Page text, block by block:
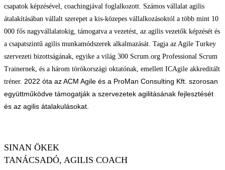
csapatok képzésével, coachingjával foglalkozott. Számos vállalat agilis
átalakításában vállalt szerepet a kis-közepes vállalkozásoktól a több mint 10
000 fős nagyvállalatokig, támogatva a vezetést, az agilis vezetők képzését és
a csapatszintű agilis munkamódszerek alkalmazását. Tagja az Agile Turkey
szervezeti bizottságának, egyike a világ 300 Scrum.org Professional Scrum
Trainernek, és a három törökországi oktatónak, emellett ICAgile akkreditált
tréner. 2022 óta az ACM Agile és a ProMan Consulting Kft. szorosan
együttműködve támogatják a szervezetek agilitásának fejlesztését
és az agilis átalakulásokat.
SINAN ÖKEK
TANÁCSADÓ, AGILIS COACH